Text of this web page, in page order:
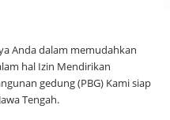
Anda dalam memudahkan
hal Izin Mendirikan
gedung (PBG) Kami siap
Tengah.